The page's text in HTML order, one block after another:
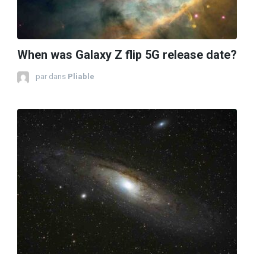
When was Galaxy Z flip 5G release date?
par dans Pliable